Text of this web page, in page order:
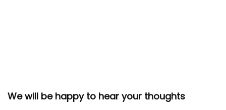
We will be happy to hear your thoughts